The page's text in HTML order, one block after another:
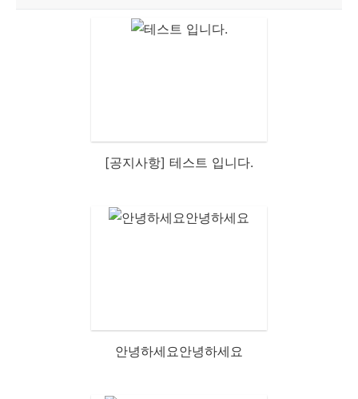
[공지사항] 테스트 입니다.
안녕하세요안녕하세요